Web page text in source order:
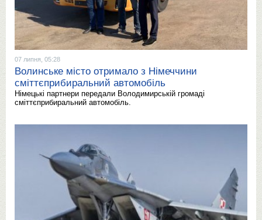
07 липня, 05:28
Волинське місто отримало з Німеччини
сміттєприбиральний автомобіль
Німецькі партнери передали Володимирській громаді
сміттєприбиральний автомобіль.